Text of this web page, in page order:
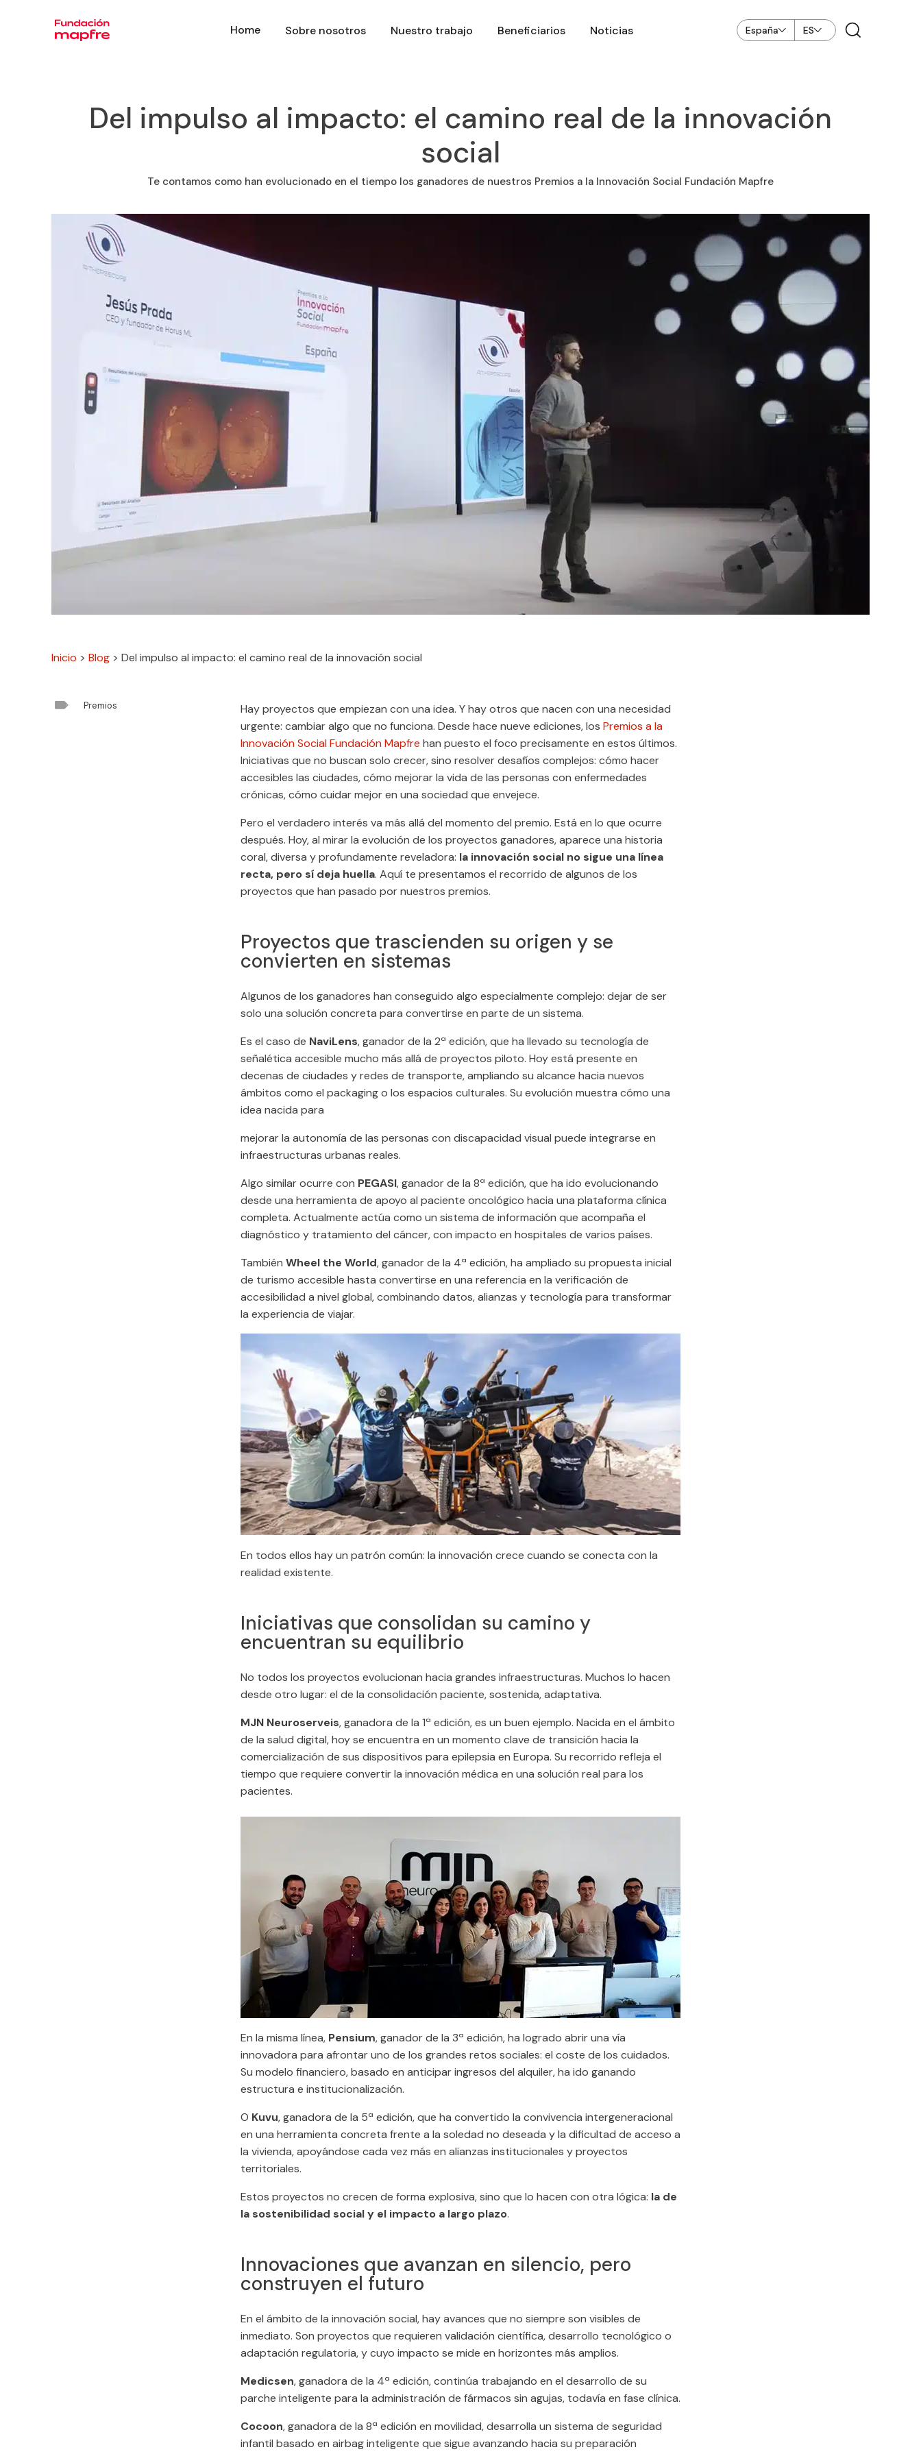
Home Sobre nosotros Nuestro trabajo Beneficiarios Noticias España ES
Del impulso al impacto: el camino real de la innovación
social
Te contamos como han evolucionado en el tiempo los ganadores de nuestros Premios a la Innovación Social Fundación Mapfre
Inicio > Blog > Del impulso al impacto: el camino real de la innovación social
 Premios
Hay proyectos que empiezan con una idea. Y hay otros que nacen con una necesidad
urgente: cambiar algo que no funciona. Desde hace nueve ediciones, los Premios a la
Innovación Social Fundación Mapfre han puesto el foco precisamente en estos últimos.
Iniciativas que no buscan solo crecer, sino resolver desafíos complejos: cómo hacer
accesibles las ciudades, cómo mejorar la vida de las personas con enfermedades
crónicas, cómo cuidar mejor en una sociedad que envejece.
Pero el verdadero interés va más allá del momento del premio. Está en lo que ocurre
después. Hoy, al mirar la evolución de los proyectos ganadores, aparece una historia
coral, diversa y profundamente reveladora: la innovación social no sigue una línea
recta, pero sí deja huella. Aquí te presentamos el recorrido de algunos de los
proyectos que han pasado por nuestros premios.
Proyectos que trascienden su origen y se
convierten en sistemas
Algunos de los ganadores han conseguido algo especialmente complejo: dejar de ser
solo una solución concreta para convertirse en parte de un sistema.
Es el caso de NaviLens, ganador de la 2ª edición, que ha llevado su tecnología de
señalética accesible mucho más allá de proyectos piloto. Hoy está presente en
decenas de ciudades y redes de transporte, ampliando su alcance hacia nuevos
ámbitos como el packaging o los espacios culturales. Su evolución muestra cómo una
idea nacida para
mejorar la autonomía de las personas con discapacidad visual puede integrarse en
infraestructuras urbanas reales.
Algo similar ocurre con PEGASI, ganador de la 8ª edición, que ha ido evolucionando
desde una herramienta de apoyo al paciente oncológico hacia una plataforma clínica
completa. Actualmente actúa como un sistema de información que acompaña el
diagnóstico y tratamiento del cáncer, con impacto en hospitales de varios países.
También Wheel the World, ganador de la 4ª edición, ha ampliado su propuesta inicial
de turismo accesible hasta convertirse en una referencia en la verificación de
accesibilidad a nivel global, combinando datos, alianzas y tecnología para transformar
la experiencia de viajar.
En todos ellos hay un patrón común: la innovación crece cuando se conecta con la
realidad existente.
Iniciativas que consolidan su camino y
encuentran su equilibrio
No todos los proyectos evolucionan hacia grandes infraestructuras. Muchos lo hacen
desde otro lugar: el de la consolidación paciente, sostenida, adaptativa.
MJN Neuroserveis, ganadora de la 1ª edición, es un buen ejemplo. Nacida en el ámbito
de la salud digital, hoy se encuentra en un momento clave de transición hacia la
comercialización de sus dispositivos para epilepsia en Europa. Su recorrido refleja el
tiempo que requiere convertir la innovación médica en una solución real para los
pacientes.
En la misma línea, Pensium, ganador de la 3ª edición, ha logrado abrir una vía
innovadora para afrontar uno de los grandes retos sociales: el coste de los cuidados.
Su modelo financiero, basado en anticipar ingresos del alquiler, ha ido ganando
estructura e institucionalización.
O Kuvu, ganadora de la 5ª edición, que ha convertido la convivencia intergeneracional
en una herramienta concreta frente a la soledad no deseada y la dificultad de acceso a
la vivienda, apoyándose cada vez más en alianzas institucionales y proyectos
territoriales.
Estos proyectos no crecen de forma explosiva, sino que lo hacen con otra lógica: la de
la sostenibilidad social y el impacto a largo plazo.
Innovaciones que avanzan en silencio, pero
construyen el futuro
En el ámbito de la innovación social, hay avances que no siempre son visibles de
inmediato. Son proyectos que requieren validación científica, desarrollo tecnológico o
adaptación regulatoria, y cuyo impacto se mide en horizontes más amplios.
Medicsen, ganadora de la 4ª edición, continúa trabajando en el desarrollo de su
parche inteligente para la administración de fármacos sin agujas, todavía en fase clínica.
Cocoon, ganadora de la 8ª edición en movilidad, desarrolla un sistema de seguridad
infantil basado en airbag inteligente que sigue avanzando hacia su preparación